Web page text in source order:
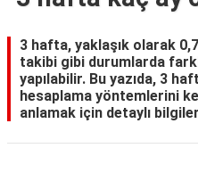
3 hafta, yaklaşık olarak
takibi gibi durumlarda
yapılabilir. Bu yazıda, 3
hesaplama yöntemlerini
anlamak için detaylı